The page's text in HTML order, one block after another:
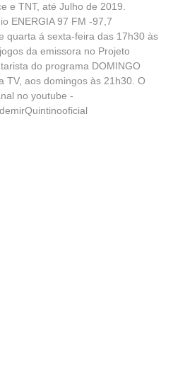
e TNT, até Julho de 2019.
ENERGIA 97 FM -97,7
quarta á sexta-feira das 17h30 às
da emissora no Projeto
do programa DOMINGO
TV, aos domingos às 21h30. O
no youtube -